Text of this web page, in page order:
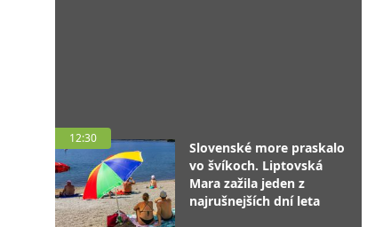
12:30
Slovenské more praskalo
vo švíkoch. Liptovská
Mara zažila jeden z
najrušnejších dní leta